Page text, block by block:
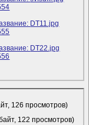
126 просмотров)
122 просмотров)